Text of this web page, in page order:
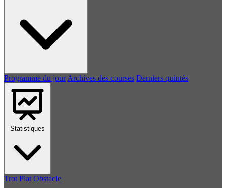
Programme du jour Archives des courses Derniers quintés
Statistiques
Trot Plat Obstacle